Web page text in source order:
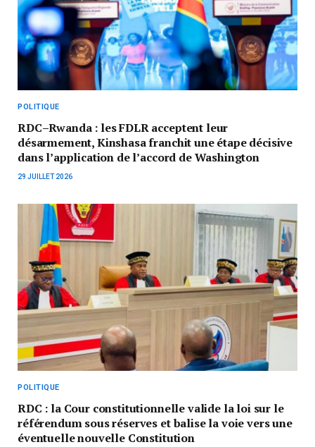
POLITIQUE
RDC–Rwanda : les FDLR acceptent leur
désarmement, Kinshasa franchit une étape décisive
dans l’application de l’accord de Washington
29 JUILLET 2026
POLITIQUE
RDC : la Cour constitutionnelle valide la loi sur le
référendum sous réserves et balise la voie vers une
éventuelle nouvelle Constitution